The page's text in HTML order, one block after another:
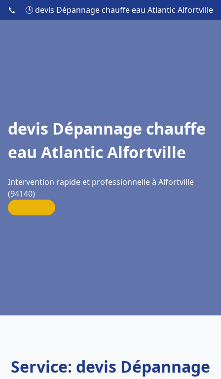
📞 🕒 devis Dépannage chauffe eau Atlantic Alfortville
devis Dépannage chauffe
eau Atlantic Alfortville
Intervention rapide et professionnelle à Alfortville
(94140)
Service: devis Dépannage